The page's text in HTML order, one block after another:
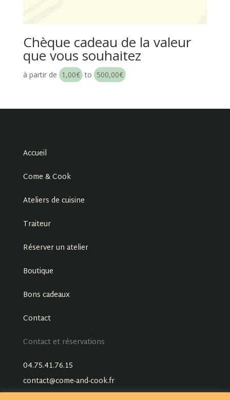
Chèque cadeau de la valeur
que vous souhaitez
à partir de 1,00€ to 500,00€
Accueil
Come & Cook
Ateliers de cuisine
Traiteur
Réserver un atelier
Boutique
Bons cadeaux
Contact
Contact et réservations
04.75.41.76.15
contact@come-and-cook.fr